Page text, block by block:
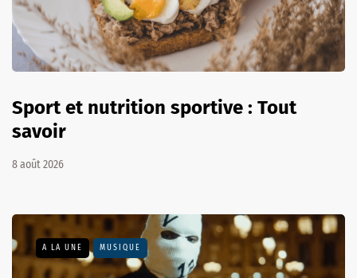
Sport et nutrition sportive : Tout
savoir
8 août 2026
A LA UNE MUSIQUE